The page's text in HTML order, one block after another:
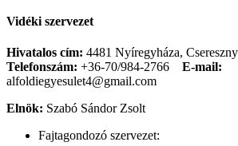
Vidéki szervezet
Hivatalos cím: 4481 Nyíregyháza,
Telefonszám: +36-70/984-2766
E-mail:
alfoldiegyesulet4@gmail.com
Elnök: Szabó Sándor Zsolt
Fajtagondozó szervezet: